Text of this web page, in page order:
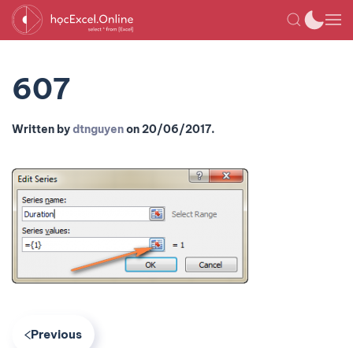
607
Written bydtnguyenon20/06/2017.
Previous